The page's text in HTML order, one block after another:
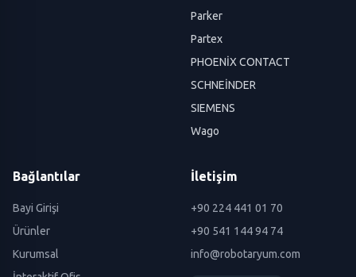
Parker
Partex
PHOENİX CONTACT
SCHNEİNDER
SIEMENS
Wago
Bağlantılar
Bayi Girişi
Ürünler
Kurumsal
İletişim
+90 224 441 01 70
+90 541 144 94 74
info@robotaryum.com